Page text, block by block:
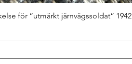
för ”utmärkt järnvägssoldat” 1942